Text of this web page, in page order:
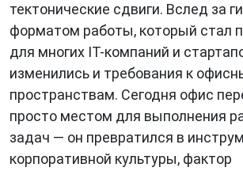
тектонические сдвиги. Вслед за
форматом работы, который стал
для многих IT-компаний и
изменились и требования к
пространствам. Сегодня офис
просто местом для выполнения
задач — он превратился в
корпоративной культуры, фактор